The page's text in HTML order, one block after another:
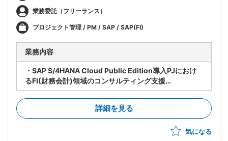
業務委託（フリーランス）
プロジェクト管理 / PM / SAP / SAP(FI)
業務内容
・SAP S/4HANA Cloud Public Edition導入PJにおけ
るFI(財務会計)領域のコンサルティング支援
・ベンダー側、SAPコンサルタントポジション
・財務会計管理および決算処理に関するコンサルティン
・固定資産管理、建設仮勘定領域の要件定義、設計支援
・SD、MM、FICOモジュール間の連携要件整理、調整
詳細を見る
気になる